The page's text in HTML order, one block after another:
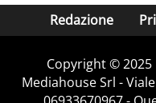
Redazione
Copyright ©
Mediahouse Srl -